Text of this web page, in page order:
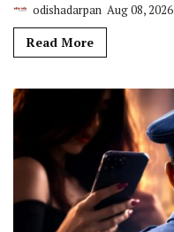
odishadarpan Aug 08, 2026
Read More